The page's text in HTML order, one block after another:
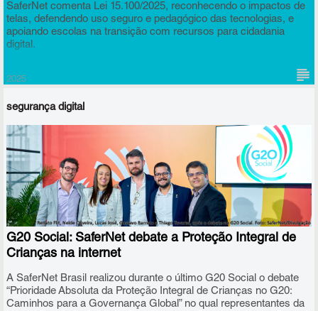
SaferNet comenta Lei 15.100/2025, reconhecendo o impactos de
telas, defendendo uso seguro e pedagógico das tecnologias, e
apoiando escolas na transição com recursos para cidadania
digital.
2025
segurança digital
G20 Social: SaferNet debate a Proteção Integral de
Crianças na internet
A SaferNet Brasil realizou durante o último G20 Social o debate
“Prioridade Absoluta da Proteção Integral de Crianças no G20:
Caminhos para a Governança Global” no qual representantes da